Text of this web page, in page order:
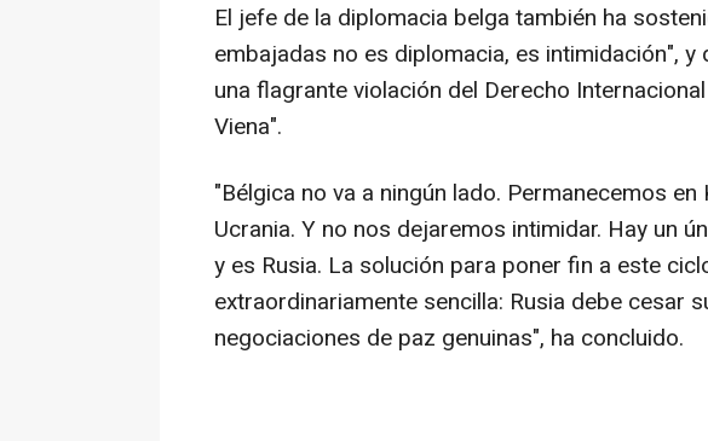
El jefe de la diplomacia belga también ha
embajadas no es diplomacia, es intimidación",
una flagrante violación del Derecho
Viena".
"Bélgica no va a ningún lado. Permanecemos en
Ucrania. Y no nos dejaremos intimidar. Hay un
y es Rusia. La solución para poner fin a este
extraordinariamente sencilla: Rusia debe cesar
negociaciones de paz genuinas", ha concluido.